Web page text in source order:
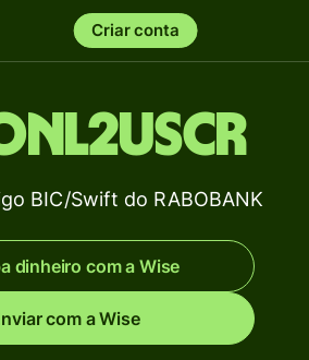
Criar conta
BIC/Swift do RABOBANK
dinheiro com a Wise
com a Wise